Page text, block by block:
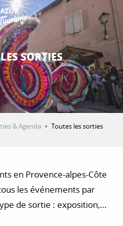
SORTIES
& Agenda Toutes les sorties
en Provence-alpes-Côte
les événements par
de sortie : exposition,